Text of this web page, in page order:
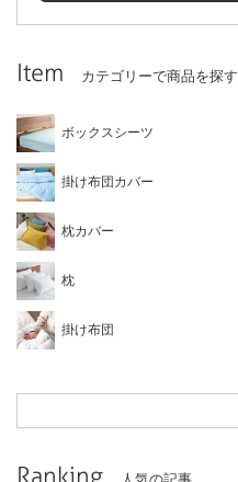
Item カテゴリーで商品を探す
ボックスシーツ
掛け布団カバー
枕カバー
枕
掛け布団